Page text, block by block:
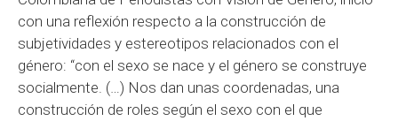
con una reflexión respecto a la construcción de
subjetividades y estereotipos relacionados con el
género: “con el sexo se nace y el género se construye
socialmente. (…) Nos dan unas coordenadas, una
construcción de roles según el sexo con el que